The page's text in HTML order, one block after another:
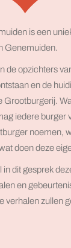
is een
Genemuiden.
de opzichters
en de
iedere burger
noemen,
doen deze
dit gesprek
en
verhalen zullen